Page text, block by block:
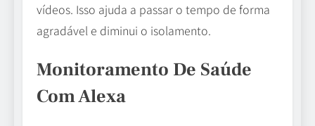
vídeos. Isso ajuda a passar o tempo de forma
agradável e diminui o isolamento.
Monitoramento De Saúde
Com Alexa